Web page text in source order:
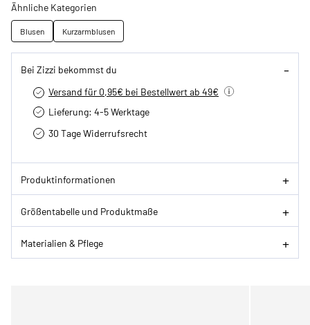
Ähnliche Kategorien
Blusen Kurzarmblusen
Bei Zizzi bekommst du
Versand für 0,95€ bei Bestellwert ab 49€
Lieferung: 4-5 Werktage
30 Tage Widerrufsrecht
Produktinformationen
Größentabelle und Produktmaße
Materialien & Pflege